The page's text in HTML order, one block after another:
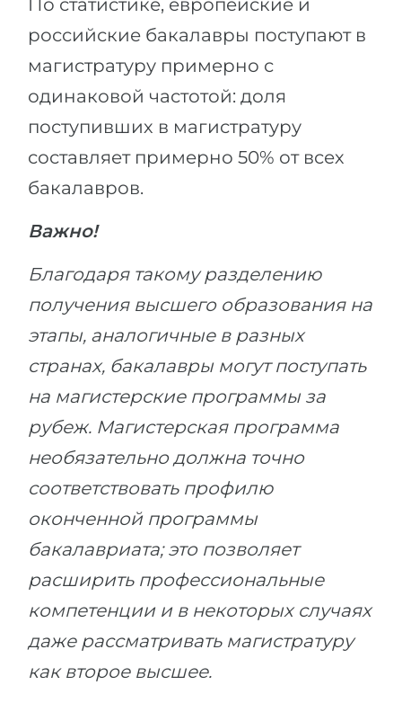
По статистике, европейские и
российские бакалавры поступают в
магистратуру примерно с
одинаковой частотой: доля
поступивших в магистратуру
составляет примерно 50% от всех
бакалавров.
Важно!
Благодаря такому разделению
получения высшего образования на
этапы, аналогичные в разных
странах, бакалавры могут поступать
на магистерские программы за
рубеж. Магистерская программа
необязательно должна точно
соответствовать профилю
оконченной программы
бакалавриата; это позволяет
расширить профессиональные
компетенции и в некоторых случаях
даже рассматривать магистратуру
как второе высшее.